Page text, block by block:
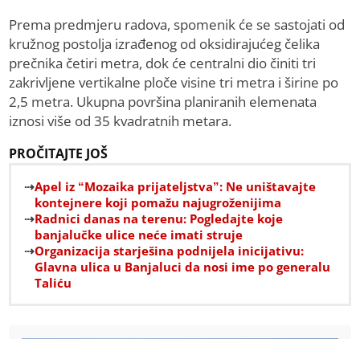
Prema predmjeru radova, spomenik će se sastojati od
kružnog postolja izrađenog od oksidirajućeg čelika
prečnika četiri metra, dok će centralni dio činiti tri
zakrivljene vertikalne ploče visine tri metra i širine po
2,5 metra. Ukupna površina planiranih elemenata
iznosi više od 35 kvadratnih metara.
PROČITAJTE JOŠ
Apel iz “Mozaika prijateljstva”: Ne uništavajte
kontejnere koji pomažu najugroženijima
Radnici danas na terenu: Pogledajte koje
banjalučke ulice neće imati struje
Organizacija starješina podnijela inicijativu:
Glavna ulica u Banjaluci da nosi ime po generalu
Taliću